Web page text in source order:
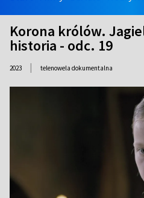
Korona królów.
historia - odc. 19
2023 | telenowela dokumentalna